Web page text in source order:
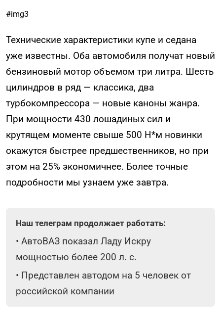
#img3
Технические характеристики купе и седана
уже известны. Оба автомобиля получат новый
бензиновый мотор объемом три литра. Шесть
цилиндров в ряд — классика, два
турбокомпрессора — новые каноны жанра.
При мощности 430 лошадиных сил и
крутящем моменте свыше 500 Н*м новинки
окажутся быстрее предшественников, но при
этом на 25% экономичнее. Более точные
подробности мы узнаем уже завтра.
Наш телеграм продолжает работать:
• АвтоВАЗ показал Ладу Искру
мощностью более 200 л. с.
• Представлен автодом на 5 человек от
российской компании